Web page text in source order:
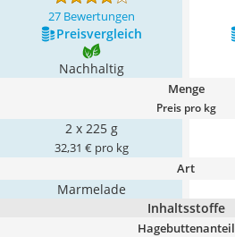
27 Bewertungen
Preis­vergleich
Nachhaltig
Menge
Preis pro kg
2 x 225 g
32,31 € pro kg
Art
Marmelade
Inhaltsstoffe
Hagebuttenanteil